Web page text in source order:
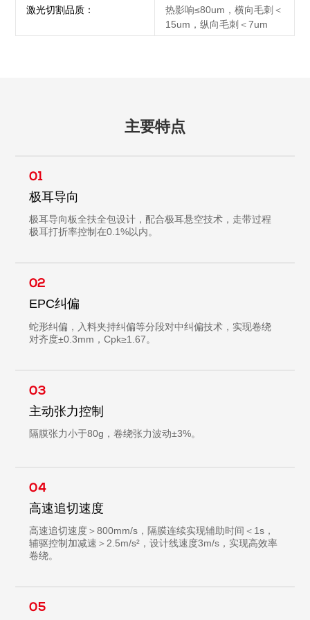
激光切割品质：
热影响≤80um，横向毛刺＜
15um，纵向毛刺＜7um
主要特点
01
极耳导向
极耳导向板全扶全包设计，配合极耳悬空技术，走带过程
极耳打折率控制在0.1%以内。
02
EPC纠偏
蛇形纠偏，入料夹持纠偏等分段对中纠偏技术，实现卷绕
对齐度±0.3mm，Cpk≥1.67。
03
主动张力控制
隔膜张力小于80g，卷绕张力波动±3%。
04
高速追切速度
高速追切速度＞800mm/s，隔膜连续实现辅助时间＜1s，
辅驱控制加减速＞2.5m/s²，设计线速度3m/s，实现高效率
卷绕。
05